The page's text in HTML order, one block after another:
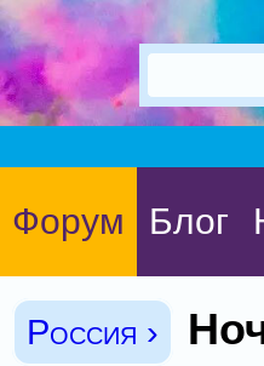
Форум Блог
Россия ›